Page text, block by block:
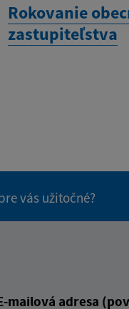
Rokovanie
zastupiteľstva
vás užitočné?
mailová adresa